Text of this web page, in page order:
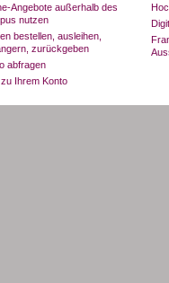
Angebote außerhalb des
nutzen
bestellen, ausleihen,
zurückgeben
abfragen
Ihrem Konto